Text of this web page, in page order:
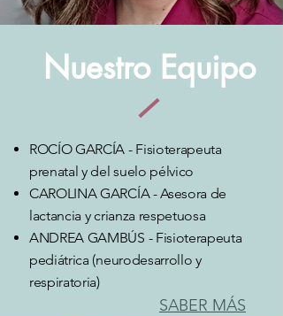
Nuestro Equipo
ROCÍO GARCÍA - Fisioterapeuta
prenatal y del suelo pélvico
CAROLINA GARCÍA - Asesora de
lactancia y crianza respetuosa
ANDREA GAMBÚS - Fisioterapeuta
pediátrica (neurodesarrollo y
respiratoria)
SABER MÁS